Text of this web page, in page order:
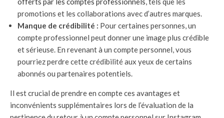
promotions et les collaborations avec d’autres marques.
Manque de crédibilité : Pour certaines personnes, un
compte professionnel peut donner une image plus crédible
et sérieuse. En revenant à un compte personnel, vous
pourriez perdre cette crédibilité aux yeux de certains
abonnés ou partenaires potentiels.
Il est crucial de prendre en compte ces avantages et
inconvénients supplémentaires lors de l’évaluation de la